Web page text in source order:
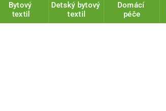
Bytový
textil
Detský bytový
textil
Domácí
péče